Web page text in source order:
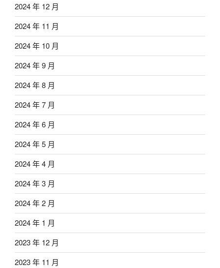
2024 年 12 月
2024 年 11 月
2024 年 10 月
2024 年 9 月
2024 年 8 月
2024 年 7 月
2024 年 6 月
2024 年 5 月
2024 年 4 月
2024 年 3 月
2024 年 2 月
2024 年 1 月
2023 年 12 月
2023 年 11 月